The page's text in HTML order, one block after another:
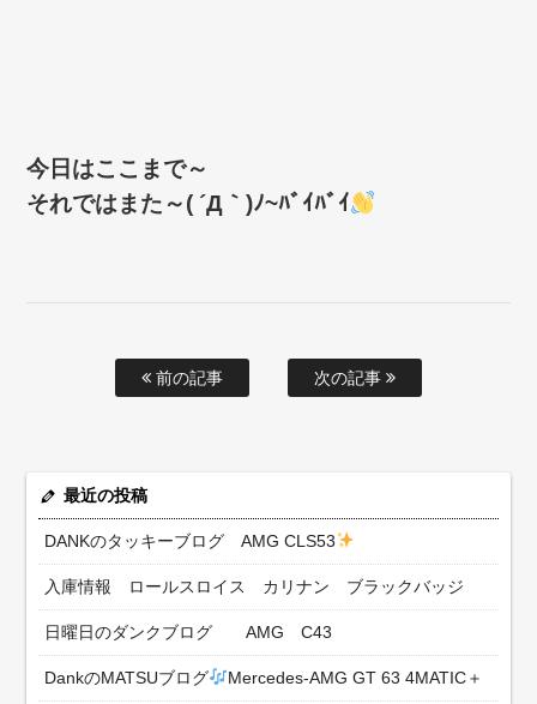
今日はここまで～
それではまた～( ´Д｀)ﾉ~ﾊﾞｲﾊﾞｲ
前の記事 次の記事
最近の投稿
DANKのタッキーブログ AMG CLS53
入庫情報 ロールスロイス カリナン ブラックバッジ
日曜日のダンクブログ AMG C43
DankのMATSUブログ Mercedes-AMG GT 63 4MATIC＋